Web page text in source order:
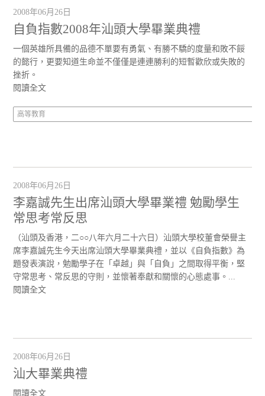
2008年06月26日
自負指數2008年汕頭大學畢業典禮
一個英雄所具備的品德不單要有勇氣、有勝不驕的度量和敗不餒
的懿行，更要知道生命並不僅僅是連連勝利的短暫歡欣或失敗的
挫折。
閱讀全文
高等教育
2008年06月26日
李嘉誠先生出席汕頭大學畢業禮 勉勵學生
常思考常反思
（汕頭及香港，二○○八年六月二十六日）汕頭大學校董會榮譽主
席李嘉誠先生今天出席汕頭大學畢業典禮，並以《自負指數》為
題發表演說，勉勵學子在「卓越」與「自負」之間取得平衡，堅
守常思考、常反思的守則，並懷著奉獻和關懷的心態處事。...
閱讀全文
2008年06月26日
汕大畢業典禮
閱讀全文